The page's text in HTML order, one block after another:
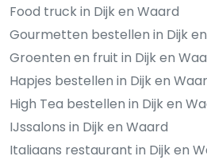
Food truck in Dijk en Waard
Gourmetten bestellen in Dijk
Groenten en fruit in Dijk en
Hapjes bestellen in Dijk en
High Tea bestellen in Dijk en
IJssalons in Dijk en Waard
Italiaans restaurant in Dijk en